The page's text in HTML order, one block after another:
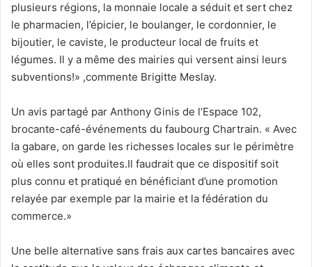
plusieurs régions, la monnaie locale a séduit et sert chez
le pharmacien, l’épicier, le boulanger, le cordonnier, le
bijoutier, le caviste, le producteur local de fruits et
légumes. Il y a même des mairies qui versent ainsi leurs
subventions!» ,commente Brigitte Meslay.
Un avis partagé par Anthony Ginis de l’Espace 102,
brocante-café-événements du faubourg Chartrain. « Avec
la gabare, on garde les richesses locales sur le périmètre
où elles sont produites.Il faudrait que ce dispositif soit
plus connu et pratiqué en bénéficiant d’une promotion
relayée par exemple par la mairie et la fédération du
commerce.»
Une belle alternative sans frais aux cartes bancaires avec